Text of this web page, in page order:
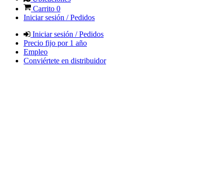
Carrito 0
Iniciar sesión / Pedidos
Iniciar sesión / Pedidos
Precio fijo por 1 año
Empleo
Conviértete en distribuidor